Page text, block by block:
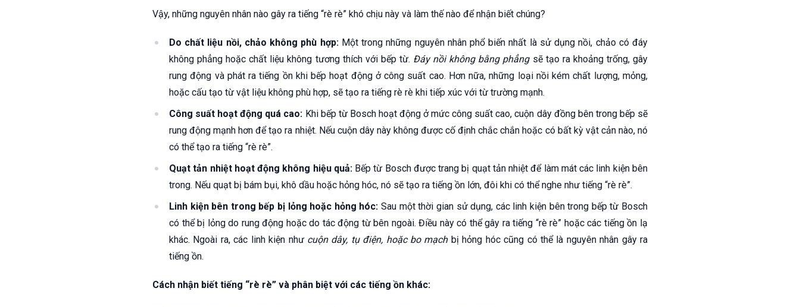
Vậy, những nguyên nhân nào gây ra tiếng “rè rè” khó chịu này và làm thế nào để nhận biết chúng?
Do chất liệu nồi, chảo không phù hợp:Một trong những nguyên nhân phổ biến nhất là sử dụng nồi, chảo có đáy
không phẳng hoặc chất liệu không tương thích với bếp từ. Đáy nồi không bằng phẳngsẽ tạo ra khoảng trống, gây
rung động và phát ra tiếng ồn khi bếp hoạt động ở công suất cao. Hơn nữa, những loại nồi kém chất lượng, mỏng,
hoặc cấu tạo từ vật liệu không phù hợp, sẽ tạo ra tiếng rè rè khi tiếp xúc với từ trường mạnh.
Công suất hoạt động quá cao: Khi bếp từ Bosch hoạt động ở mức công suất cao, cuộn dây đồng bên trong bếp sẽ
rung động mạnh hơn để tạo ra nhiệt. Nếu cuộn dây này không được cố định chắc chắn hoặc có bất kỳ vật cản nào, nó
có thể tạo ra tiếng “rè rè”.
Quạt tản nhiệt hoạt động không hiệu quả:Bếp từ Bosch được trang bị quạt tản nhiệt để làm mát các linh kiện bên
trong. Nếu quạt bị bám bụi, khô dầu hoặc hỏng hóc, nó sẽ tạo ra tiếng ồn lớn, đôi khi có thể nghe như tiếng “rè rè”.
Linh kiện bên trong bếp bị lỏng hoặc hỏng hóc: Sau một thời gian sử dụng, các linh kiện bên trong bếp từ Bosch
có thể bị lỏng do rung động hoặc do tác động từ bên ngoài. Điều này có thể gây ra tiếng “rè rè” hoặc các tiếng ồn lạ
khác. Ngoài ra, các linh kiện như cuộn dây, tụ điện, hoặc bo mạchbị hỏng hóc cũng có thể là nguyên nhân gây ra
tiếng ồn.
Cách nhận biết tiếng “rè rè” và phân biệt với các tiếng ồn khác: